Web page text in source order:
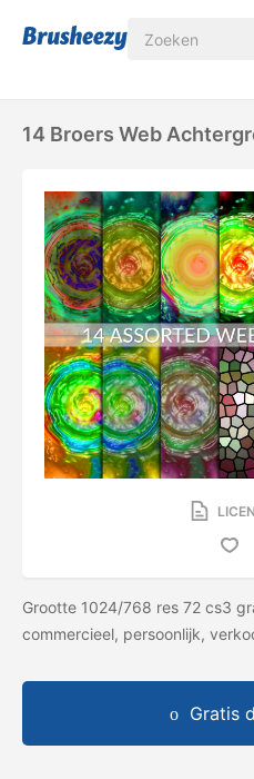
14 Broers Web
Grootte 1024/768 res 72 cs3
commercieel, persoonlijk,
Gratis